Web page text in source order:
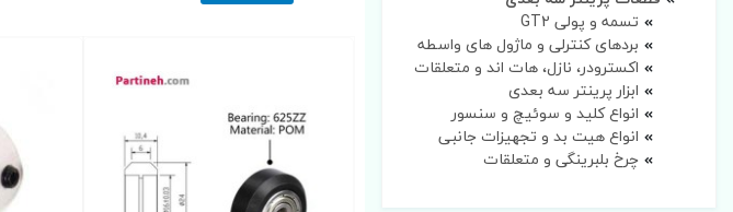
تسمه و پولی GT2
بردهای کنترلی و ماژول های واسطه
اکسترودر، نازل، هات اند و متعلقات
ابزار پرینتر سه بعدی
انواع کلید و سوئیچ و سنسور
انواع هیت بد و تجهیزات جانبی
چرخ بلبرینگی و متعلقات